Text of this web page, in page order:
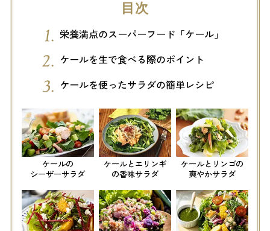
目次
栄養満点のスーパーフード「ケール」
ケールを生で食べる際のポイント
ケールを使ったサラダの簡単レシピ
ケールの
シーザーサラダ
ケールとエリンギ
の香味サラダ
ケールとリンゴの
爽やかサラダ